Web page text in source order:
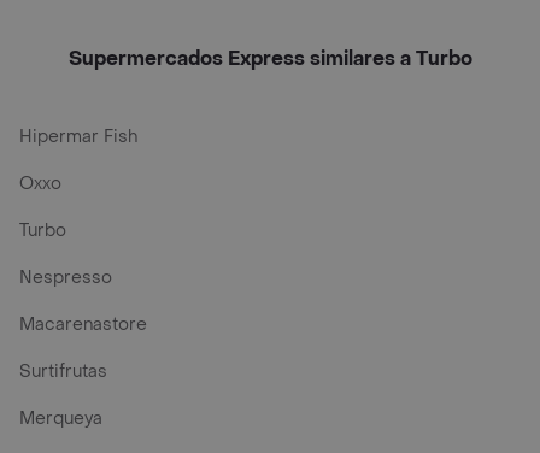
Supermercados Express similares a Turbo
Hipermar Fish
Oxxo
Turbo
Nespresso
Macarenastore
Surtifrutas
Merqueya